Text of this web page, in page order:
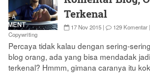
Terkenal
17 Nov 2015| 129 Komentar|
Copywriting
Percaya tidak kalau dengan sering-
blog orang, ada yang bisa mendadak jadi
terkenal? Hmmm, gimana caranya itu